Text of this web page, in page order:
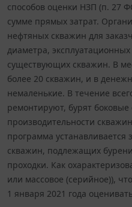
способов оценки НЗП (п. 27
сумме прямых затрат.
нефтяных скважин для
диаметра,
существующих скважин. В
более 20 скважин, и в
немаленькие. В течение
ремонтируют, бурят
производительности
программа устанавливается
скважин, подлежащих
проходки. Как
или массовое (серийное)),
1 января 2021 года